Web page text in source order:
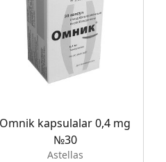
Omnik kapsulalar 0,4 mg
№30
Astellas